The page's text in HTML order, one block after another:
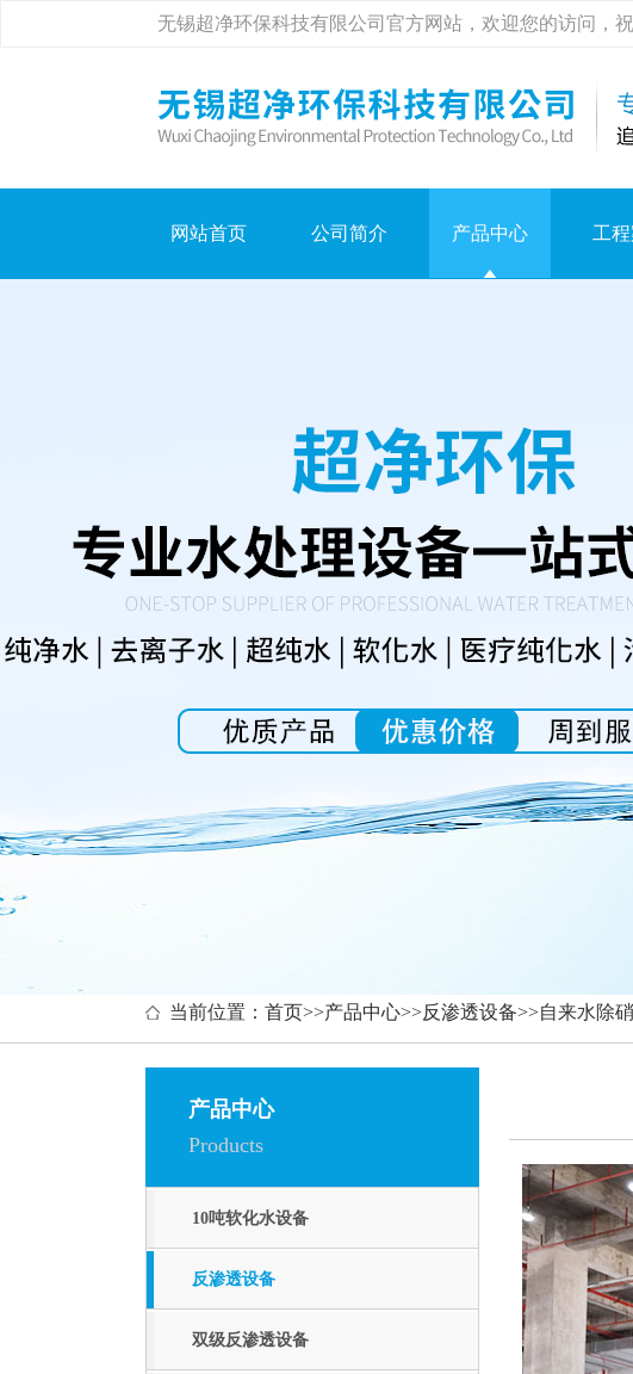
无锡超净环保科技有限公司官方网站，欢迎您的访问，
网站首页 公司简介 产品中心 工
当前位置： 首页>>产品中心>>反渗透设备>>自来水除
产品中心
Products
10吨软化水设备
反渗透设备
双级反渗透设备